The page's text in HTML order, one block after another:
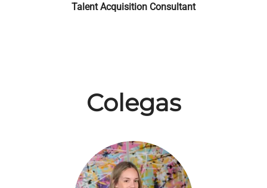
Talent Acquisition Consultant
Colegas